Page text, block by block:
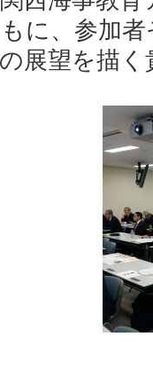
に、参加
展望を描